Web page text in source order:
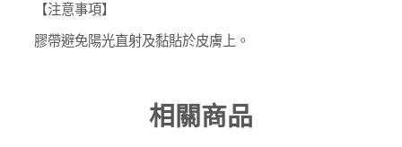
【注意事項】
膠帶避免陽光直射及黏貼於皮膚上。
相關商品